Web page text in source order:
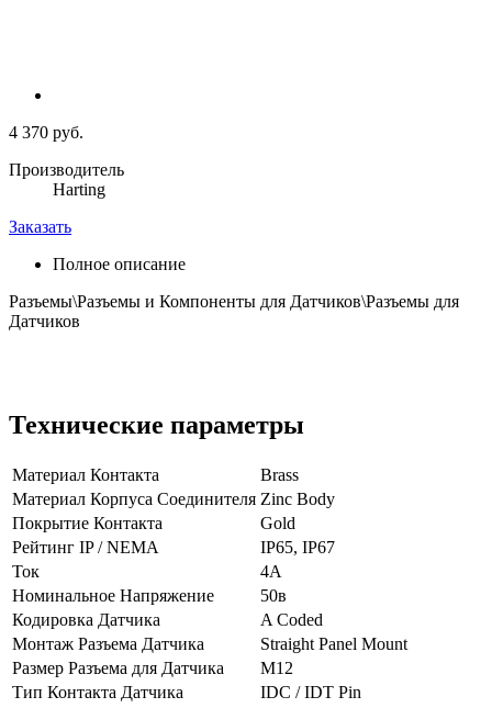
4 370 руб.
Производитель
Harting
Заказать
Полное описание
Разъемы\Разъемы и Компоненты для Датчиков\Разъемы для
Датчиков
Технические параметры
Материал Контакта
Brass
Материал Корпуса Соединителя Zinc Body
Покрытие Контакта
Gold
Рейтинг IP / NEMA
IP65, IP67
Ток
4А
Номинальное Напряжение
50в
Кодировка Датчика
A Coded
Монтаж Разъема Датчика
Straight Panel Mount
Размер Разъема для Датчика
M12
Тип Контакта Датчика
IDC / IDT Pin